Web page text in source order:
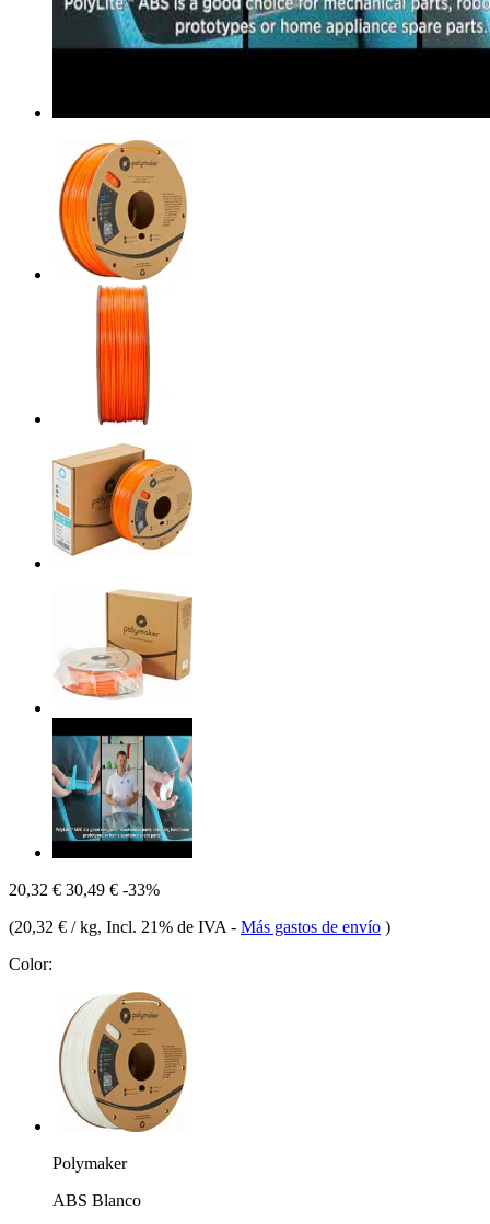
20,32 € 30,49 € -33%
(20,32 € / kg, Incl. 21% de IVA - Más gastos de envío )
Color:
Polymaker
ABS Blanco